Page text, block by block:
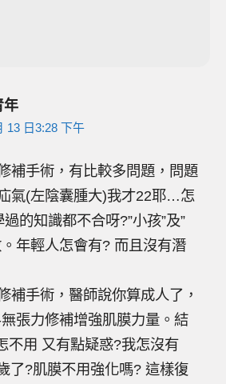
年
13 日3:28 下午
補手術，有比較多問題，問題
氣(左陰囊腫大)我才22耶…怎
的知識都不合呀?”小孩”及”
年輕人怎會有? 而且沒有潛
補手術，醫師說你算成人了，
張力修補增強肌膜力量。結
不用 又有點疑惑?我怎沒有
了?肌膜不用強化嗎? 這樣復